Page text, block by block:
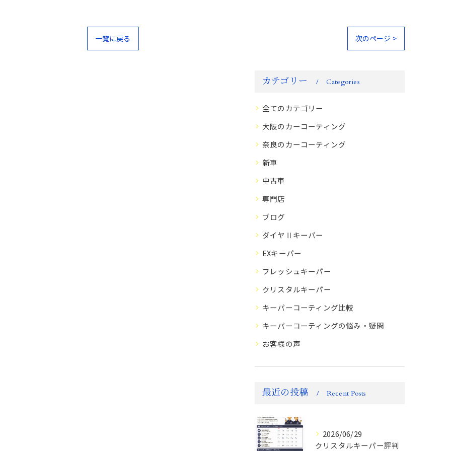
一覧に戻る 次のページ >
カテゴリー Categories
全てのカテゴリー
大阪のカーコーティング
奈良のカーコーティング
新車
中古車
専門店
ブログ
ダイヤⅡキーパー
EXキーパー
フレッシュキーパー
クリスタルキーパー
キーパーコーティング比較
キーパーコーティングの悩み・疑問
お客様の声
最近の投稿 Recent Posts
2026/06/29
クリスタルキーパー評判